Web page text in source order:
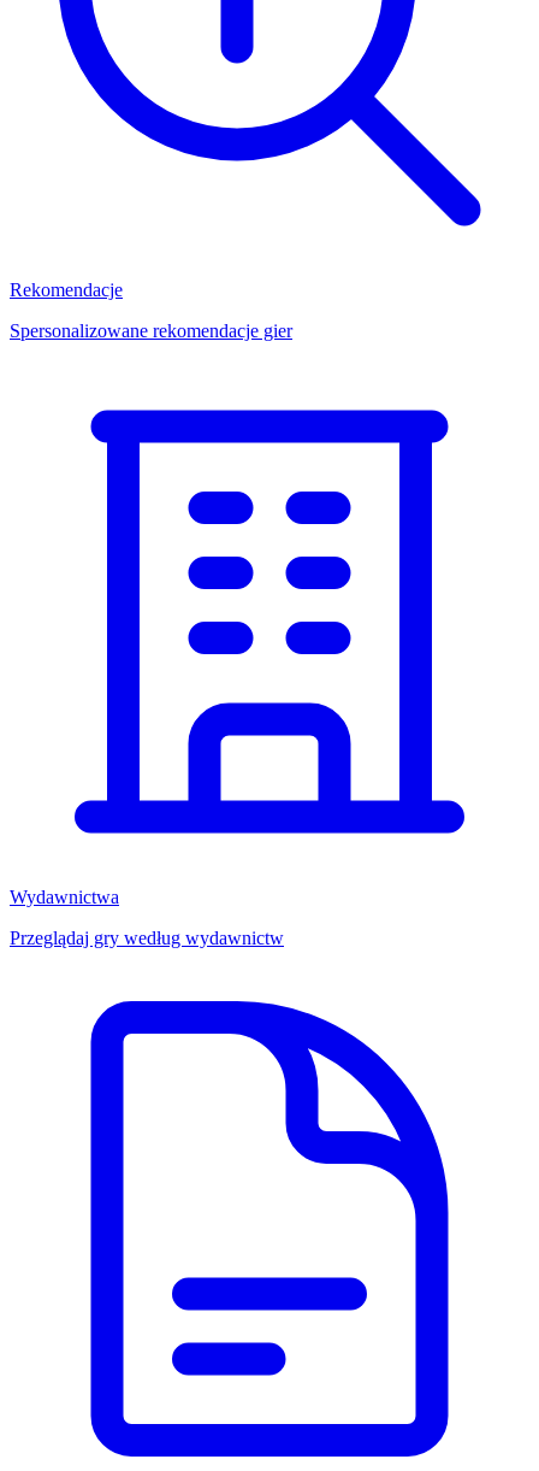
Rekomendacje
Spersonalizowane rekomendacje gier
Wydawnictwa
Przeglądaj gry według wydawnictw